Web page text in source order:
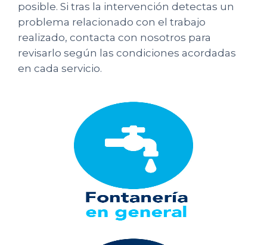
posible. Si tras la intervención detectas un
problema relacionado con el trabajo
realizado, contacta con nosotros para
revisarlo según las condiciones acordadas
en cada servicio.